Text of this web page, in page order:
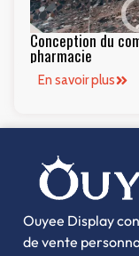
Conception du
pharmacie
En savoir plus
Ouyee Display
de vente